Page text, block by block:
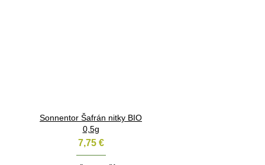
Sonnentor Šafrán nitky BIO
0,5g
7,75 €